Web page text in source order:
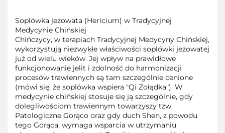
Soplówka jeżowata (Hericium) w Tradycyjnej
Medycynie Chińskiej
Chińczycy, w terapiach Tradycyjnej Medycyny Chińskiej,
wykorzystują niezwykłe właściwości soplówki jeżowatej
już od wielu wieków. Jej wpływ na prawidłowe
funkcjonowanie jelit i zdolność do harmonizacji
procesów trawiennych są tam szczególnie cenione
(mówi się, że soplówka wspiera "Qi Żołądka"). W
medycynie chińskiej stosuje się ją szczególnie, gdy
dolegliwościom trawiennym towarzyszy tzw.
Patologiczne Gorąco oraz gdy duch Shen, z powodu
tego Gorąca, wymaga wsparcia w utrzymaniu